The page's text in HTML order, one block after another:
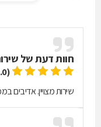
חוות דעת של
(5.0)
שירות מצויין. אדיבים